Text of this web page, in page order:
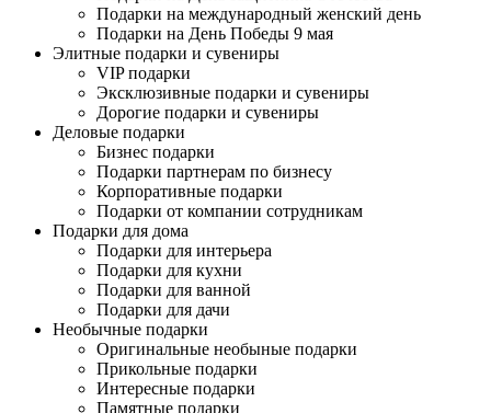
Подарки на международный женский день
Подарки на День Победы 9 мая
Элитные подарки и сувениры
VIP подарки
Эксклюзивные подарки и сувениры
Дорогие подарки и сувениры
Деловые подарки
Бизнес подарки
Подарки партнерам по бизнесу
Корпоративные подарки
Подарки от компании сотрудникам
Подарки для дома
Подарки для интерьера
Подарки для кухни
Подарки для ванной
Подарки для дачи
Необычные подарки
Оригинальные необыные подарки
Прикольные подарки
Интересные подарки
Памятные подарки